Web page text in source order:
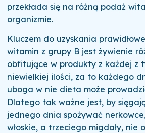
przekłada się na różną podaż
organizmie.
Kluczem do uzyskania
witamin z grupy B jest żywienie
obfitujące w produkty z każdej z
niewielkiej ilości, za to każdego
uboga w nie dieta może
Dlatego tak ważne jest, by
jednego dnia spożywać
włoskie, a trzeciego migdały, nie